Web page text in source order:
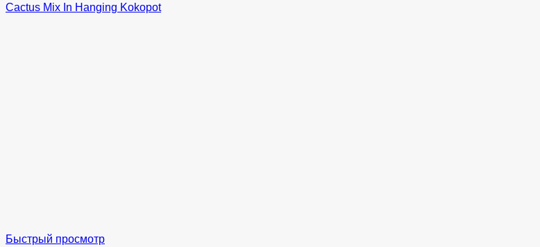
Cactus Mix In Hanging Kokopot
Быстрый просмотр